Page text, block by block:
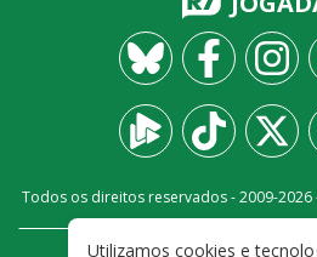
Todos os direitos reservados - 2009-2026
Utilizamos cookies e